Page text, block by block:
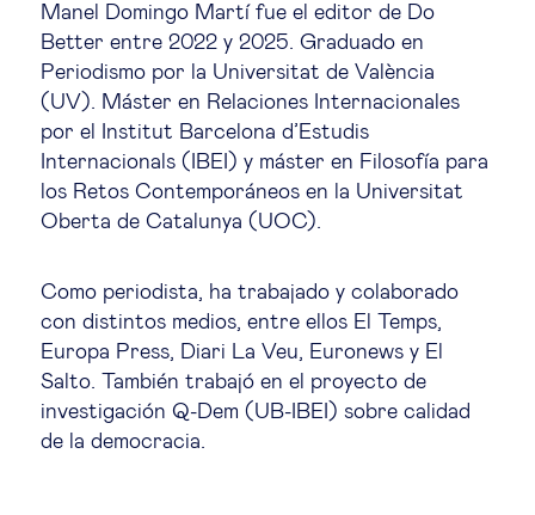
Gestión del talento
Liderazgo
Mujeres & negocios
Innovación y tecnología
Cambio tecnológico &
transformación digital
Datos & ciencias del comportamiento
Manel Domingo Martí fue el editor de Do
Better entre 2022 y 2025. Graduado en
Periodismo por la Universitat de València
(UV). Máster en Relaciones Internacionales
por el Institut Barcelona d’Estudis
Internacionals (IBEI) y máster en Filosofía para
los Retos Contemporáneos en la Universitat
Oberta de Catalunya (UOC).
Como periodista, ha trabajado y colaborado
con distintos medios, entre ellos El Temps,
Europa Press, Diari La Veu, Euronews y El
Salto. También trabajó en el proyecto de
investigación Q-Dem (UB-IBEI) sobre calidad
de la democracia.